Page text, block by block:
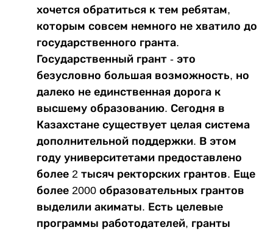
хочется обратиться к тем ребятам,
которым совсем немного не хватило до
государственного гранта.
Государственный грант - это
безусловно большая возможность, но
далеко не единственная дорога к
высшему образованию. Сегодня в
Казахстане существует целая система
дополнительной поддержки. В этом
году университетами предоставлено
более 2 тысяч ректорских грантов. Еще
более 2000 образовательных грантов
выделили акиматы. Есть целевые
программы работодателей, гранты